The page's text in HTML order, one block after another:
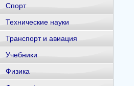
Спорт
Технические науки
Транспорт и авиация
Учебники
Физика